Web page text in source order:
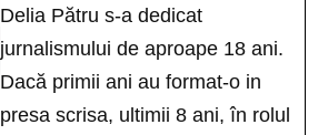
Delia Pătru s-a dedicat
jurnalismului de aproape 18 ani.
Dacă primii ani au format-o in
presa scrisa, ultimii 8 ani, în rolul